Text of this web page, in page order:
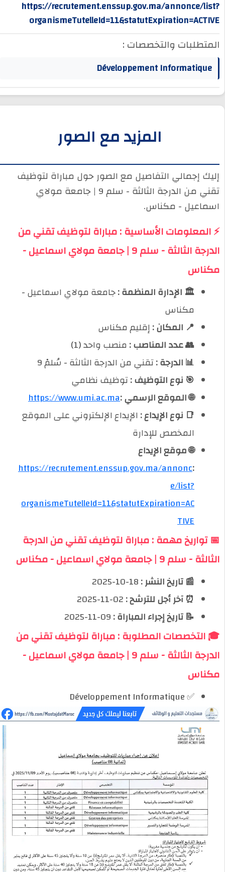
https://recrutement.enssup.gov.ma/annonce/list?
organismeTutelleId=11&statutExpiration=ACTIVE
المتطلبات والتخصصات :
Développement Informatique
المزيد مع الصور
إليك إجمالي التفاصيل مع الصور حول مباراة لتوظيف
تقني من الدرجة الثالثة - سلم 9 | جامعة مولاي
اسماعيل - مكناس.
⚡ المعلومات الأساسية : مباراة لتوظيف تقني من
الدرجة الثالثة - سلم 9 | جامعة مولاي اسماعيل -
مكناس
🏛️ الإدارة المنظمة :جامعة مولاي اسماعيل -
مكناس
📍 المكان :إقليم مكناس
👥 عدد المناصب :منصب واحد (1)
📊 الدرجة :تقني من الدرجة الثالثة - سُلمْ 9
🎯 نوع التوظيف :توظيف نظامي
🌐 الموقع الرسمي :https://www.umi.ac.ma
📑 نوع الإيداع :الإيداع الإلكتروني على الموقع
المخصص للإدارة
🌐 موقع الإيداع
https://recrutement.enssup.gov.ma/annonc
e/list?
organismeTutelleId=11&statutExpiration=AC
TIVE
📅 تواريخ مهمة : مباراة لتوظيف تقني من الدرجة
الثالثة - سلم 9 | جامعة مولاي اسماعيل - مكناس
📰 تاريخ النشر :18-10-2025
⏰ آخر أجل للترشح :02-11-2025
📝 تاريخ إجراء المباراة :09-11-2025
🎓 التخصصات المطلوبة : مباراة لتوظيف تقني من
الدرجة الثالثة - سلم 9 | جامعة مولاي اسماعيل -
مكناس
✅ Développement Informatique